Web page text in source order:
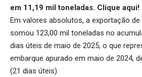
em 11,19 mil toneladas. Clique aqui!
Em valores absolutos, a exportação
somou 123,00 mil toneladas no
dias úteis de maio de 2025, o que
embarque apurado em maio de 2024,
(21 dias úteis).